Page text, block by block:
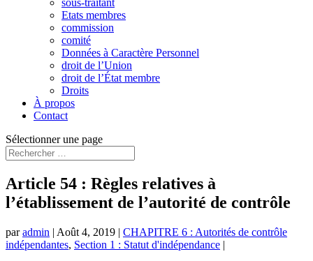
sous-traitant
Etats membres
commission
comité
Données à Caractère Personnel
droit de l’Union
droit de l’État membre
Droits
À propos
Contact
Sélectionner une page
Article 54 : Règles relatives à
l’établissement de l’autorité de contrôle
paradmin | Août 4, 2019 | CHAPITRE 6 : Autorités de contrôle
indépendantes, Section 1 : Statut d'indépendance |